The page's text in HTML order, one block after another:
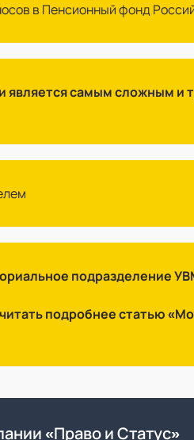
в Пенсионный фонд
является самым сложным и
подразделение
читать подробнее статью
«Право и Статус»